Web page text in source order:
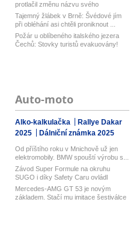
protlačil změnu názvu svého
ministerstva...
Tajemný žlábek v Brně: Švédové jím
při obléhání asi chtěli proniknout ...
Požár u oblíbeného italského jezera
Čechů: Stovky turistů evakuovány!
Auto-moto
Alko-kalkulačka
Rallye Dakar
2025
Dálniční známka 2025
Od příštího roku v Mnichově už jen
elektromobily. BMW spouští výrobu s...
Závod Super Formule na okruhu
SUGO i díky Safety Caru ovládl
Fukuzumi....
Mercedes-AMG GT 53 je novým
základem. Stačí mu imitace šestiválce